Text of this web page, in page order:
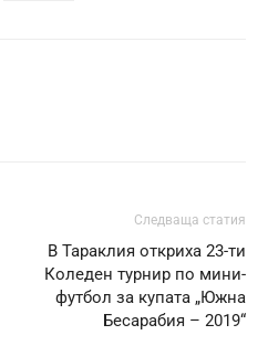
Следваща статия
В Тараклия откриха 23-ти
Коледен турнир по мини-
футбол за купата „Южна
Бесарабия – 2019“